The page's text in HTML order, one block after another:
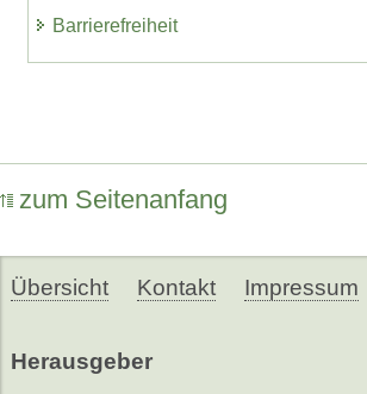
Barrierefreiheit
zum Seitenanfang
Übersicht Kontakt Impressum
Herausgeber